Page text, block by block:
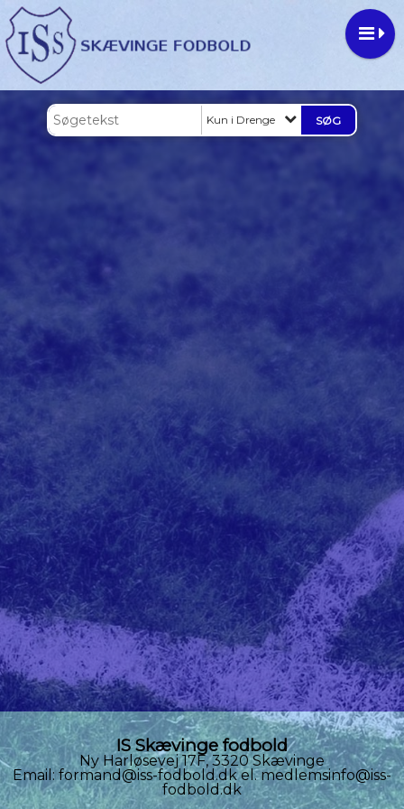
Kun i Drenge
IS Skævinge fodbold
Ny Harløsevej 17F, 3320 Skævinge
Email: formand@iss-fodbold.dk el. medlemsinfo@iss-
fodbold.dk